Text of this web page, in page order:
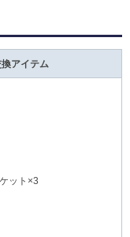
換アイテム
ット×3